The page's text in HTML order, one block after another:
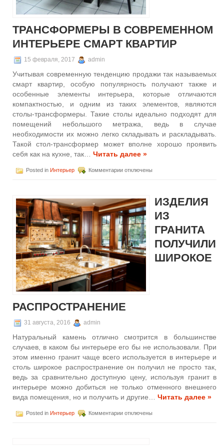
ТРАНСФОРМЕРЫ В СОВРЕМЕННОМ
ИНТЕРЬЕРЕ СМАРТ КВАРТИР
15 февраля, 2017 admin
Учитывая современную тенденцию продажи так называемых
смарт квартир, особую популярность получают также и
особенные элементы интерьера, которые отличаются
компактностью, и одним из таких элементов, являются
столы-трансформеры. Такие столы идеально подходят для
помещений небольшого метража, ведь в случае
необходимости их можно легко складывать и раскладывать.
Такой стол-трансформер может вполне хорошо проявить
себя как на кухне, так… Читать далее »
Posted in Интерьер Комментариик
в
современном
интерьере
смарт
квартир
отключены
ИЗДЕЛИЯ
ИЗ
ГРАНИТА
ПОЛУЧИЛИ
ШИРОКОЕ
РАСПРОСТРАНЕНИЕ
31 августа, 2016 admin
Натуральный камень отлично смотрится в большинстве
случаев, в каком бы интерьере его бы не использовали. При
этом именно гранит чаще всего используется в интерьере и
столь широкое распространение он получил не просто так,
ведь за сравнительно доступную цену, используя гранит в
интерьере можно добиться не только отменного внешнего
вида помещения, но и получить и другие… Читать далее »
Posted in Интерьер Комментариикотключены